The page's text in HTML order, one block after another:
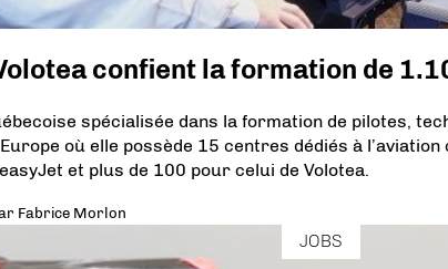
confient la formation de
spécialisée dans la formation de pilotes,
où elle possède 15 centres dédiés à
et plus de 100 pour celui de Volotea.
Fabrice Morlon
JOBS